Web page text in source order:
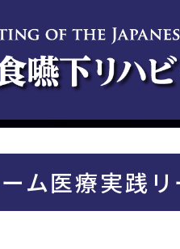
ム医療実践